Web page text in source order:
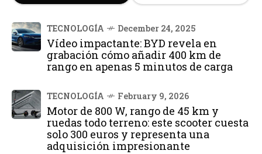
TECNOLOGÍA December 24, 2025
Vídeo impactante: BYD revela en
grabación cómo añadir 400 km de
rango en apenas 5 minutos de carga
TECNOLOGÍA February 9, 2026
Motor de 800 W, rango de 45 km y
ruedas todo terreno: este scooter cuesta
solo 300 euros y representa una
adquisición impresionante